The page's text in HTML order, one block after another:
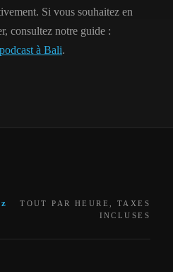
Si vous souhaitez en
consultez notre guide :
à Bali.
TOUT PAR HEURE, TAXES
INCLUSES